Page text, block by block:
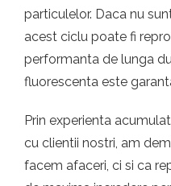
particulelor. Daca nu
acest ciclu poate fi
performanta de lunga
fluorescenta este
Prin experienta
cu clientii nostri, am
facem afaceri, ci si ca